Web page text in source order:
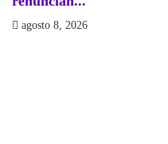
agosto 8, 2026